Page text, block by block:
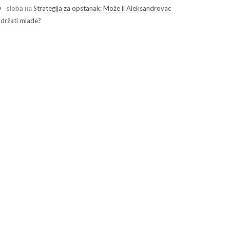
sloba наStrategija za opstanak: Može li Aleksandrovac
mlade?